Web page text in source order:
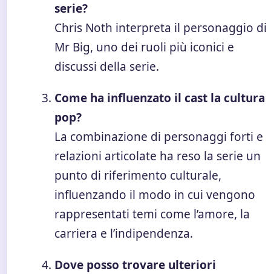
serie?
Chris Noth interpreta il personaggio di
Mr Big, uno dei ruoli più iconici e
discussi della serie.
Come ha influenzato il cast la cultura
pop?
La combinazione di personaggi forti e
relazioni articolate ha reso la serie un
punto di riferimento culturale,
influenzando il modo in cui vengono
rappresentati temi come l’amore, la
carriera e l’indipendenza.
Dove posso trovare ulteriori